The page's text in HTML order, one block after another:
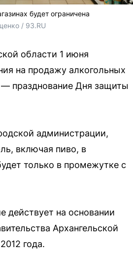
будет ограничена
/ 93.RU
области 1 июня
на продажу алкогольных
— празднование Дня защиты
администрации,
включая пиво, в
только в промежутке с
действует на основании
Архангельской
года.